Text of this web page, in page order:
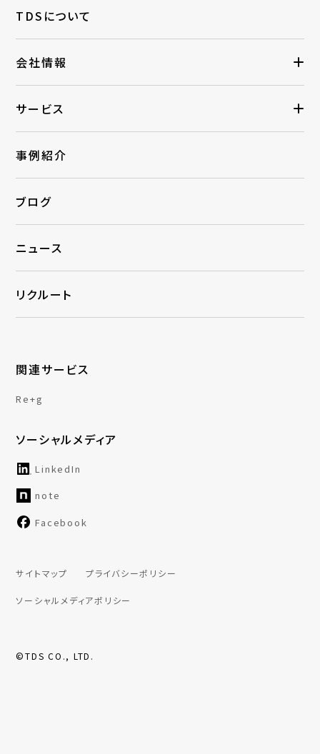
TDSについて
会社情報
サービス
事例紹介
ブログ
ニュース
リクルート
関連サービス
Re+g
ソーシャルメディア
LinkedIn
note
Facebook
サイトマップ プライバシーポリシー
ソーシャルメディアポリシー
©TDS CO., LTD.